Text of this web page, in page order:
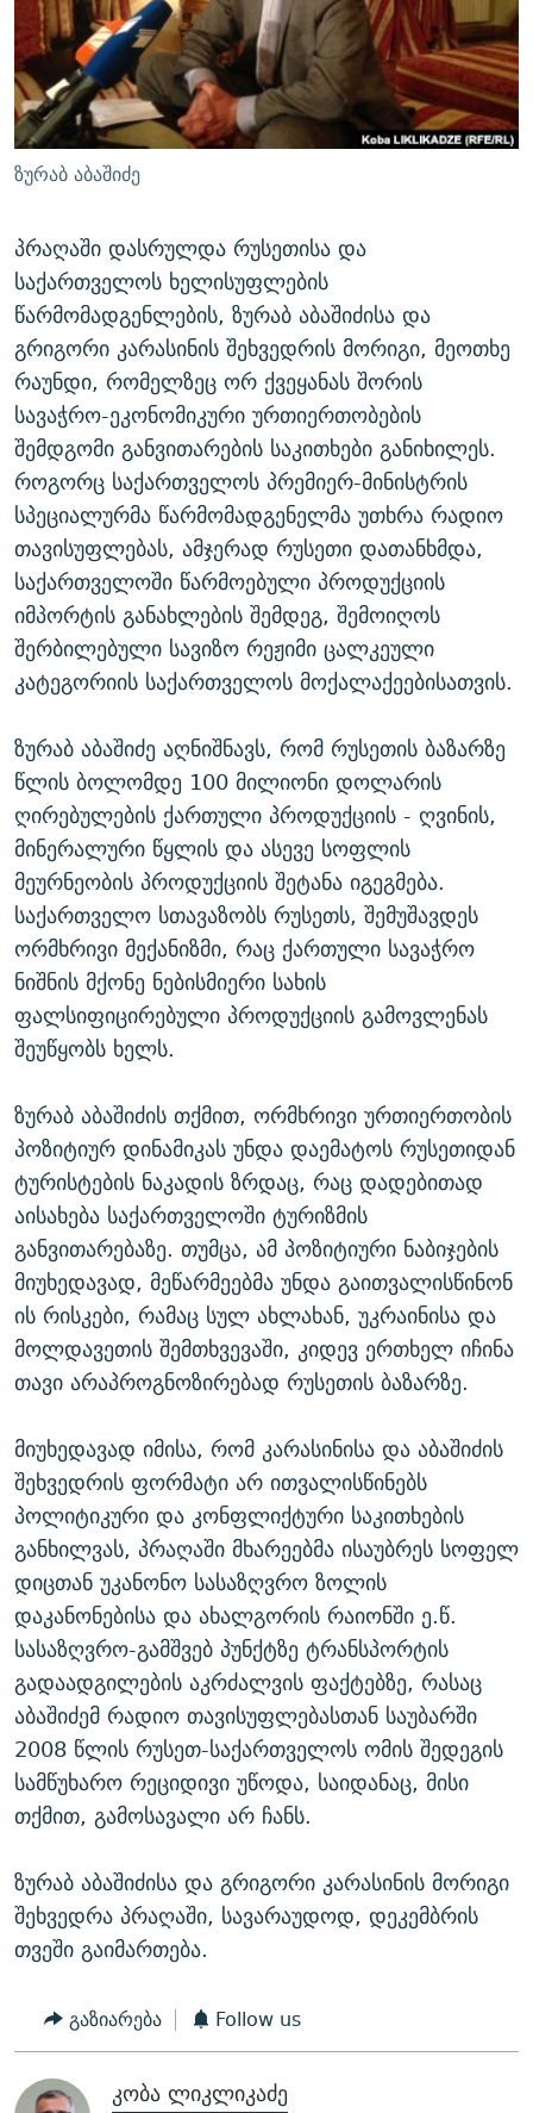
ᲛᲝᲚᲐᲞᲐᲠᲐᲙᲔ ᲢᲔᲥᲡᲢᲔᲑᲘ
ᲨᲘᲜ - ᲣᲪᲮᲝᲔᲗᲨᲘ
ᲚᲘᲢᲔᲠᲐᲢᲣᲠᲣᲚᲘ ᲬᲐᲮᲜᲐᲒᲔᲑᲘ
ᲐᲛᲔᲠᲘᲙᲣᲚᲘ ᲛᲝᲗᲮᲠᲝᲑᲐ
ᲘᲛᲞᲔᲠᲘᲐ ᲓᲐ ᲠᲐᲓᲘᲝ
ᲩᲔᲛᲘ ᲡᲘᲙᲕᲓᲘᲚᲘᲡ ᲛᲘᲖᲔᲖᲘᲐ COVID-19
11 ᲬᲔᲚᲘ - 11 ᲐᲛᲑᲐᲕᲘ
ᲡᲐᲞᲐᲠᲚᲐᲛᲔᲜᲢᲝ ᲐᲠᲩᲔᲕᲜᲔᲑᲘᲡ ᲘᲡᲢᲝᲠᲘᲐ
ᲑᲐᲕᲨᲕᲔᲑᲘ ᲞᲠᲝᲡᲢᲘᲢᲣᲪᲘᲐᲨᲘ - ᲐᲛᲝᲣᲗᲥᲛᲔᲚᲘ ᲐᲛᲑᲐᲕᲘ
5 ᲐᲛᲑᲐᲕᲘ - 20 ᲘᲕᲜᲘᲡᲡ ᲓᲐᲨᲐᲕᲔᲑᲣᲚᲔᲑᲘ
ᲐᲒᲕᲘᲡᲢᲝᲡ ᲝᲛᲘ
ПРИВЕТ ᲙᲣᲚᲢᲣᲠᲐ
ᲒᲐᲛᲝᲘᲬᲔᲠᲔ
რთე/რთ-ის ყველა საიტი
ზურაბ აბაშიძე
პრაღაში დასრულდა რუსეთისა და
საქართველოს ხელისუფლების
წარმომადგენლების, ზურაბ აბაშიძისა და
გრიგორი კარასინის შეხვედრის მორიგი, მეოთხე
რაუნდი, რომელზეც ორ ქვეყანას შორის
სავაჭრო-ეკონომიკური ურთიერთობების
შემდგომი განვითარების საკითხები განიხილეს.
როგორც საქართველოს პრემიერ-მინისტრის
სპეციალურმა წარმომადგენელმა უთხრა რადიო
თავისუფლებას, ამჯერად რუსეთი დათანხმდა,
საქართველოში წარმოებული პროდუქციის
იმპორტის განახლების შემდეგ, შემოიღოს
შერბილებული სავიზო რეჟიმი ცალკეული
კატეგორიის საქართველოს მოქალაქეებისათვის.
ზურაბ აბაშიძე აღნიშნავს, რომ რუსეთის ბაზარზე
წლის ბოლომდე 100 მილიონი დოლარის
ღირებულების ქართული პროდუქციის - ღვინის,
მინერალური წყლის და ასევე სოფლის
მეურნეობის პროდუქციის შეტანა იგეგმება.
საქართველო სთავაზობს რუსეთს, შემუშავდეს
ორმხრივი მექანიზმი, რაც ქართული სავაჭრო
ნიშნის მქონე ნებისმიერი სახის
ფალსიფიცირებული პროდუქციის გამოვლენას
შეუწყობს ხელს.
ზურაბ აბაშიძის თქმით, ორმხრივი ურთიერთობის
პოზიტიურ დინამიკას უნდა დაემატოს რუსეთიდან
ტურისტების ნაკადის ზრდაც, რაც დადებითად
აისახება საქართველოში ტურიზმის
განვითარებაზე. თუმცა, ამ პოზიტიური ნაბიჯების
მიუხედავად, მეწარმეებმა უნდა გაითვალისწინონ
ის რისკები, რამაც სულ ახლახან, უკრაინისა და
მოლდავეთის შემთხვევაში, კიდევ ერთხელ იჩინა
თავი არაპროგნოზირებად რუსეთის ბაზარზე.
მიუხედავად იმისა, რომ კარასინისა და აბაშიძის
შეხვედრის ფორმატი არ ითვალისწინებს
პოლიტიკური და კონფლიქტური საკითხების
განხილვას, პრაღაში მხარეებმა ისაუბრეს სოფელ
დიცთან უკანონო სასაზღვრო ზოლის
დაკანონებისა და ახალგორის რაიონში ე.წ.
სასაზღვრო-გამშვებ პუნქტზე ტრანსპორტის
გადაადგილების აკრძალვის ფაქტებზე, რასაც
აბაშიძემ რადიო თავისუფლებასთან საუბარში
2008 წლის რუსეთ-საქართველოს ომის შედეგის
სამწუხარო რეციდივი უწოდა, საიდანაც, მისი
თქმით, გამოსავალი არ ჩანს.
ზურაბ აბაშიძისა და გრიგორი კარასინის მორიგი
შეხვედრა პრაღაში, სავარაუდოდ, დეკემბრის
თვეში გაიმართება.
გაზიარება Follow us
კობა ლიკლიკაძე